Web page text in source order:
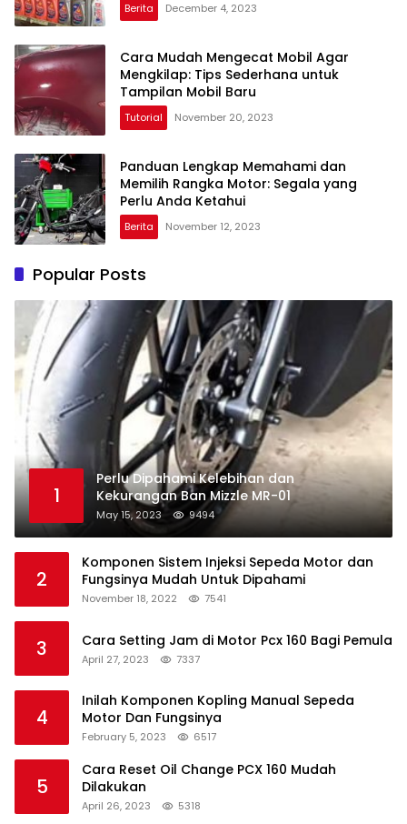
Berita December 4, 2023
Cara Mudah Mengecat Mobil Agar
Mengkilap: Tips Sederhana untuk
Tampilan Mobil Baru
Tutorial November 20, 2023
Panduan Lengkap Memahami dan
Memilih Rangka Motor: Segala yang
Perlu Anda Ketahui
Berita November 12, 2023
Popular Posts
1
Perlu Dipahami Kelebihan dan
Kekurangan Ban Mizzle MR-01
May 15, 2023 9494
2
Komponen Sistem Injeksi Sepeda Motor dan
Fungsinya Mudah Untuk Dipahami
November 18, 2022 7541
3 Cara Setting Jam di Motor Pcx 160 Bagi Pemula
April 27, 2023 7337
4
Inilah Komponen Kopling Manual Sepeda
Motor Dan Fungsinya
February 5, 2023 6517
5
Cara Reset Oil Change PCX 160 Mudah
Dilakukan
April 26, 2023 5318